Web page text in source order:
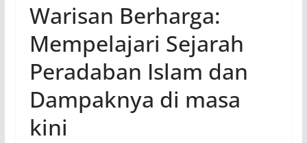
Warisan Berharga:
Mempelajari Sejarah
Peradaban Islam dan
Dampaknya di masa
kini